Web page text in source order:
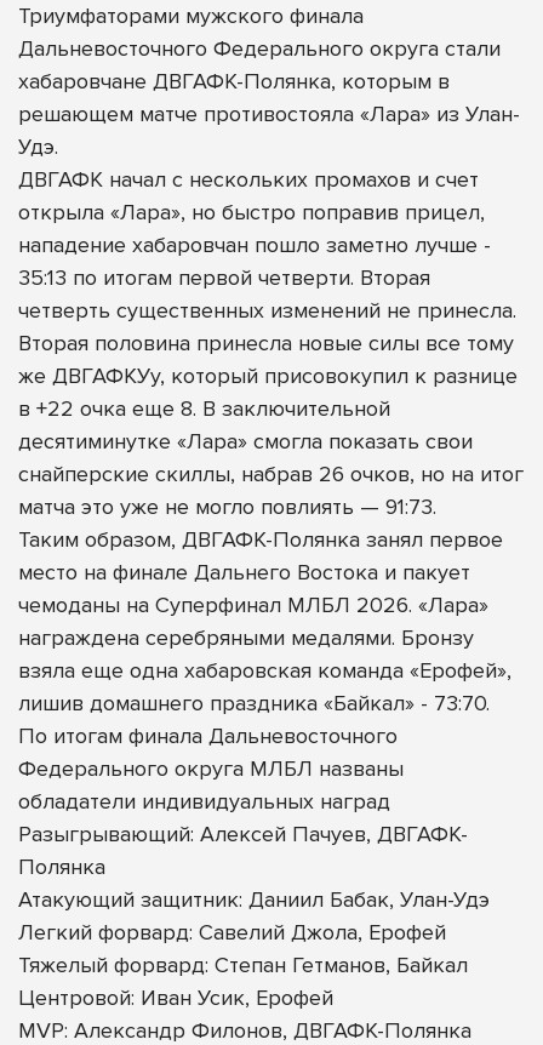
Триумфаторами мужского финала
Дальневосточного Федерального округа стали
хабаровчане ДВГАФК-Полянка, которым в
решающем матче противостояла «Лара» из Улан-
Удэ.
ДВГАФК начал с нескольких промахов и счет
открыла «Лара», но быстро поправив прицел,
нападение хабаровчан пошло заметно лучше -
35:13 по итогам первой четверти. Вторая
четверть существенных изменений не принесла.
Вторая половина принесла новые силы все тому
же ДВГАФКУу, который присовокупил к разнице
в +22 очка еще 8. В заключительной
десятиминутке «Лара» смогла показать свои
снайперские скиллы, набрав 26 очков, но на итог
матча это уже не могло повлиять — 91:73.
Таким образом, ДВГАФК-Полянка занял первое
место на финале Дальнего Востока и пакует
чемоданы на Суперфинал МЛБЛ 2026. «Лара»
награждена серебряными медалями. Бронзу
взяла еще одна хабаровская команда «Ерофей»,
лишив домашнего праздника «Байкал» - 73:70.
По итогам финала Дальневосточного
Федерального округа МЛБЛ названы
обладатели индивидуальных наград
Разыгрывающий: Алексей Пачуев, ДВГАФК-
Полянка
Атакующий защитник: Даниил Бабак, Улан-Удэ
Легкий форвард: Савелий Джола, Ерофей
Тяжелый форвард: Степан Гетманов, Байкал
Центровой: Иван Усик, Ерофей
MVP: Александр Филонов, ДВГАФК-Полянка